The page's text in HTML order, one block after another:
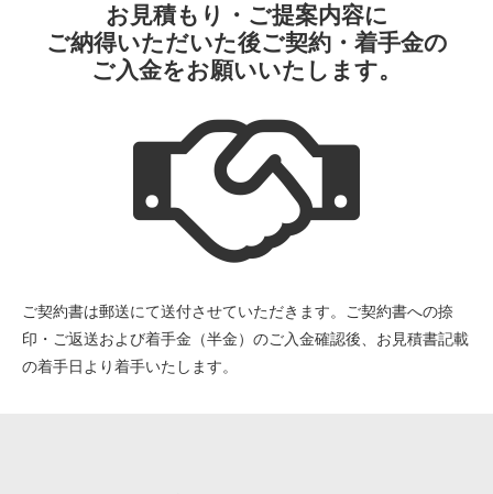
お見積もり・ご提案内容に
ご納得いただいた後ご契約・着手金の
ご入金をお願いいたします。
ご契約書は郵送にて送付させていただきます。ご契約書への捺
印・ご返送および着手金（半金）のご入金確認後、お見積書記載
の着手日より着手いたします。